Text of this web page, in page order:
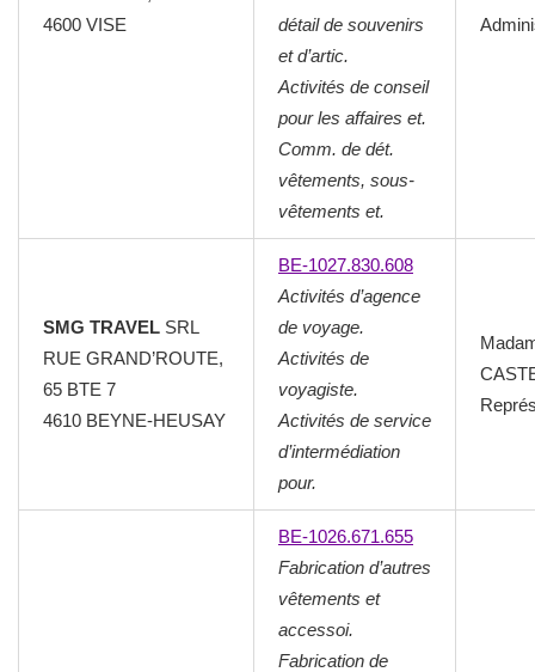
4600 VISE
détail de souvenirs
et d’artic.
Activités de conseil
pour les affaires et.
Comm. de dét.
vêtements, sous-
vêtements et.
SMG TRAVEL SRL
RUE GRAND’ROUTE,
65 BTE 7
4610 BEYNE-HEUSAY
BE-1027.830.608
Activités d’agence
de voyage.
Activités de
voyagiste.
Activités de service
d’intermédiation
pour.
BE-1026.671.655
Fabrication d’autres
vêtements et
accessoi.
Fabrication de